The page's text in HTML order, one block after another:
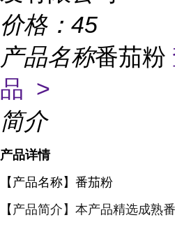
价格： 45
产品名称番茄粉
品 >
简介
产品详情
【产品名称】番茄粉
【 产品简介 】 本产品精选成熟